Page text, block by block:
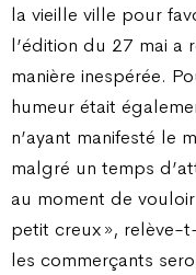
la vieille ville pour
l’édition du 27 mai a
manière inespérée.
humeur était
n’ayant manifesté le
malgré un temps
au moment de
petit creux », relève-
les commerçants